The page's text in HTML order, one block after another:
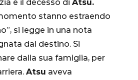
e il decesso di Atsu.
stanno estraendo
si legge in una nota
dal destino. Si
dalla sua famiglia, per
Atsu aveva